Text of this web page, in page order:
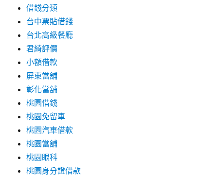
借錢分類
台中票貼借錢
台北高級餐廳
君綺評價
小額借款
屏東當舖
彰化當舖
桃園借錢
桃園免留車
桃園汽車借款
桃園當舖
桃園眼科
桃園身分證借款